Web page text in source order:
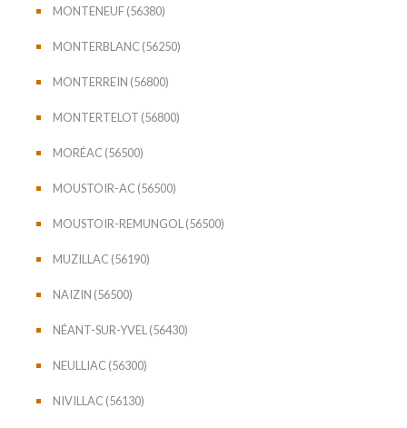
MONTENEUF (56380)
MONTERBLANC (56250)
MONTERREIN (56800)
MONTERTELOT (56800)
MORÉAC (56500)
MOUSTOIR-AC (56500)
MOUSTOIR-REMUNGOL (56500)
MUZILLAC (56190)
NAIZIN (56500)
NÉANT-SUR-YVEL (56430)
NEULLIAC (56300)
NIVILLAC (56130)